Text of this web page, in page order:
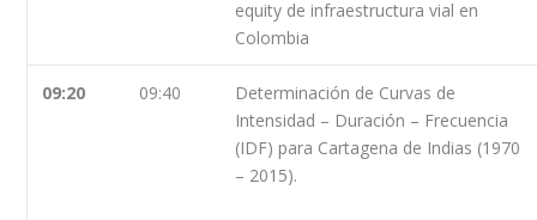
equity de infraestructura vial en
Colombia
09:20 09:40
Determinación de Curvas de
Intensidad – Duración – Frecuencia
(IDF) para Cartagena de Indias (1970
– 2015).